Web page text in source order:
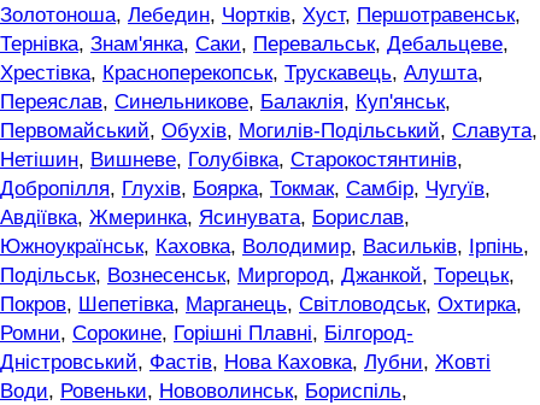
Золотоноша, Лебедин, Чортків, Хуст, Першотравенськ,
Тернівка, Знам'янка, Саки, Перевальськ, Дебальцеве,
Хрестівка, Красноперекопськ, Трускавець, Алушта,
Переяслав, Синельникове, Балаклія, Куп'янськ,
Первомайський, Обухів, Могилів-Подільський, Славута,
Нетішин, Вишневе, Голубівка, Старокостянтинів,
Добропілля, Глухів, Боярка, Токмак, Самбір, Чугуїв,
Авдіївка, Жмеринка, Ясинувата, Борислав,
Южноукраїнськ, Каховка, Володимир, Васильків, Ірпінь,
Подільськ, Вознесенськ, Миргород, Джанкой, Торецьк,
Покров, Шепетівка, Марганець, Світловодськ, Охтирка,
Ромни, Сорокине, Горішні Плавні, Білгород-
Дністровський, Фастів, Нова Каховка, Лубни, Жовті
Води, Ровеньки, Нововолинськ, Бориспіль,